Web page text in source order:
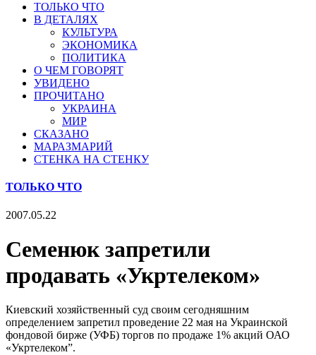
ТОЛЬКО ЧТО
В ДЕТАЛЯХ
КУЛЬТУРА
ЭКОНОМИКА
ПОЛИТИКА
О ЧЕМ ГОВОРЯТ
УВИДЕНО
ПРОЧИТАНО
УКРАИНА
МИР
СКАЗАНО
МАРАЗМАРИЙ
СТЕНКА НА СТЕНКУ
ТОЛЬКО ЧТО
2007.05.22
Семенюк запретили
продавать «Укртелеком»
Киевский хозяйственный суд своим сегодняшним
определением запретил проведение 22 мая на Украинской
фондовой бирже (УФБ) торгов по продаже 1% акций ОАО
«Укртелеком”.